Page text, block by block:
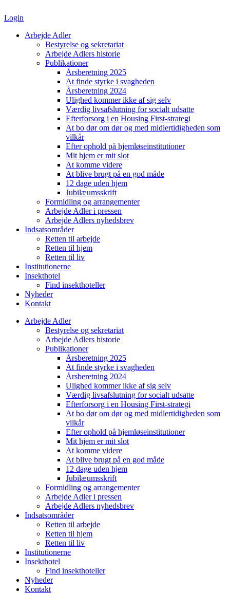
til
Login
Arbejde Adler
Bestyrelse og sekretariat
Arbejde Adlers historie
Publikationer
Årsberetning 2025
At finde styrke i svagheden
Årsberetning 2024
Ulighed kommer ikke af sig selv
Værdig livsafslutning for socialt udsatte
Efterforsorg i en Housing First-strategi
At bo dør om dør og med midlertidigheden som
vilkår
Efter ophold på hjemløseinstitutioner
Mit hjem er mit slot
At komme videre
At blive brugt på en god måde
12 dage uden hjem
Jubilæumsskrift
Formidling og arrangementer
Arbejde Adler i pressen
Arbejde Adlers nyhedsbrev
Indsatsområder
Retten til arbejde
Retten til hjem
Retten til liv
Institutionerne
Insekthotel
Find insekthoteller
Nyheder
Kontakt
Arbejde Adler
Bestyrelse og sekretariat
Arbejde Adlers historie
Publikationer
Årsberetning 2025
At finde styrke i svagheden
Årsberetning 2024
Ulighed kommer ikke af sig selv
Værdig livsafslutning for socialt udsatte
Efterforsorg i en Housing First-strategi
At bo dør om dør og med midlertidigheden som
vilkår
Efter ophold på hjemløseinstitutioner
Mit hjem er mit slot
At komme videre
At blive brugt på en god måde
12 dage uden hjem
Jubilæumsskrift
Formidling og arrangementer
Arbejde Adler i pressen
Arbejde Adlers nyhedsbrev
Indsatsområder
Retten til arbejde
Retten til hjem
Retten til liv
Institutionerne
Insekthotel
Find insekthoteller
Nyheder
Kontakt